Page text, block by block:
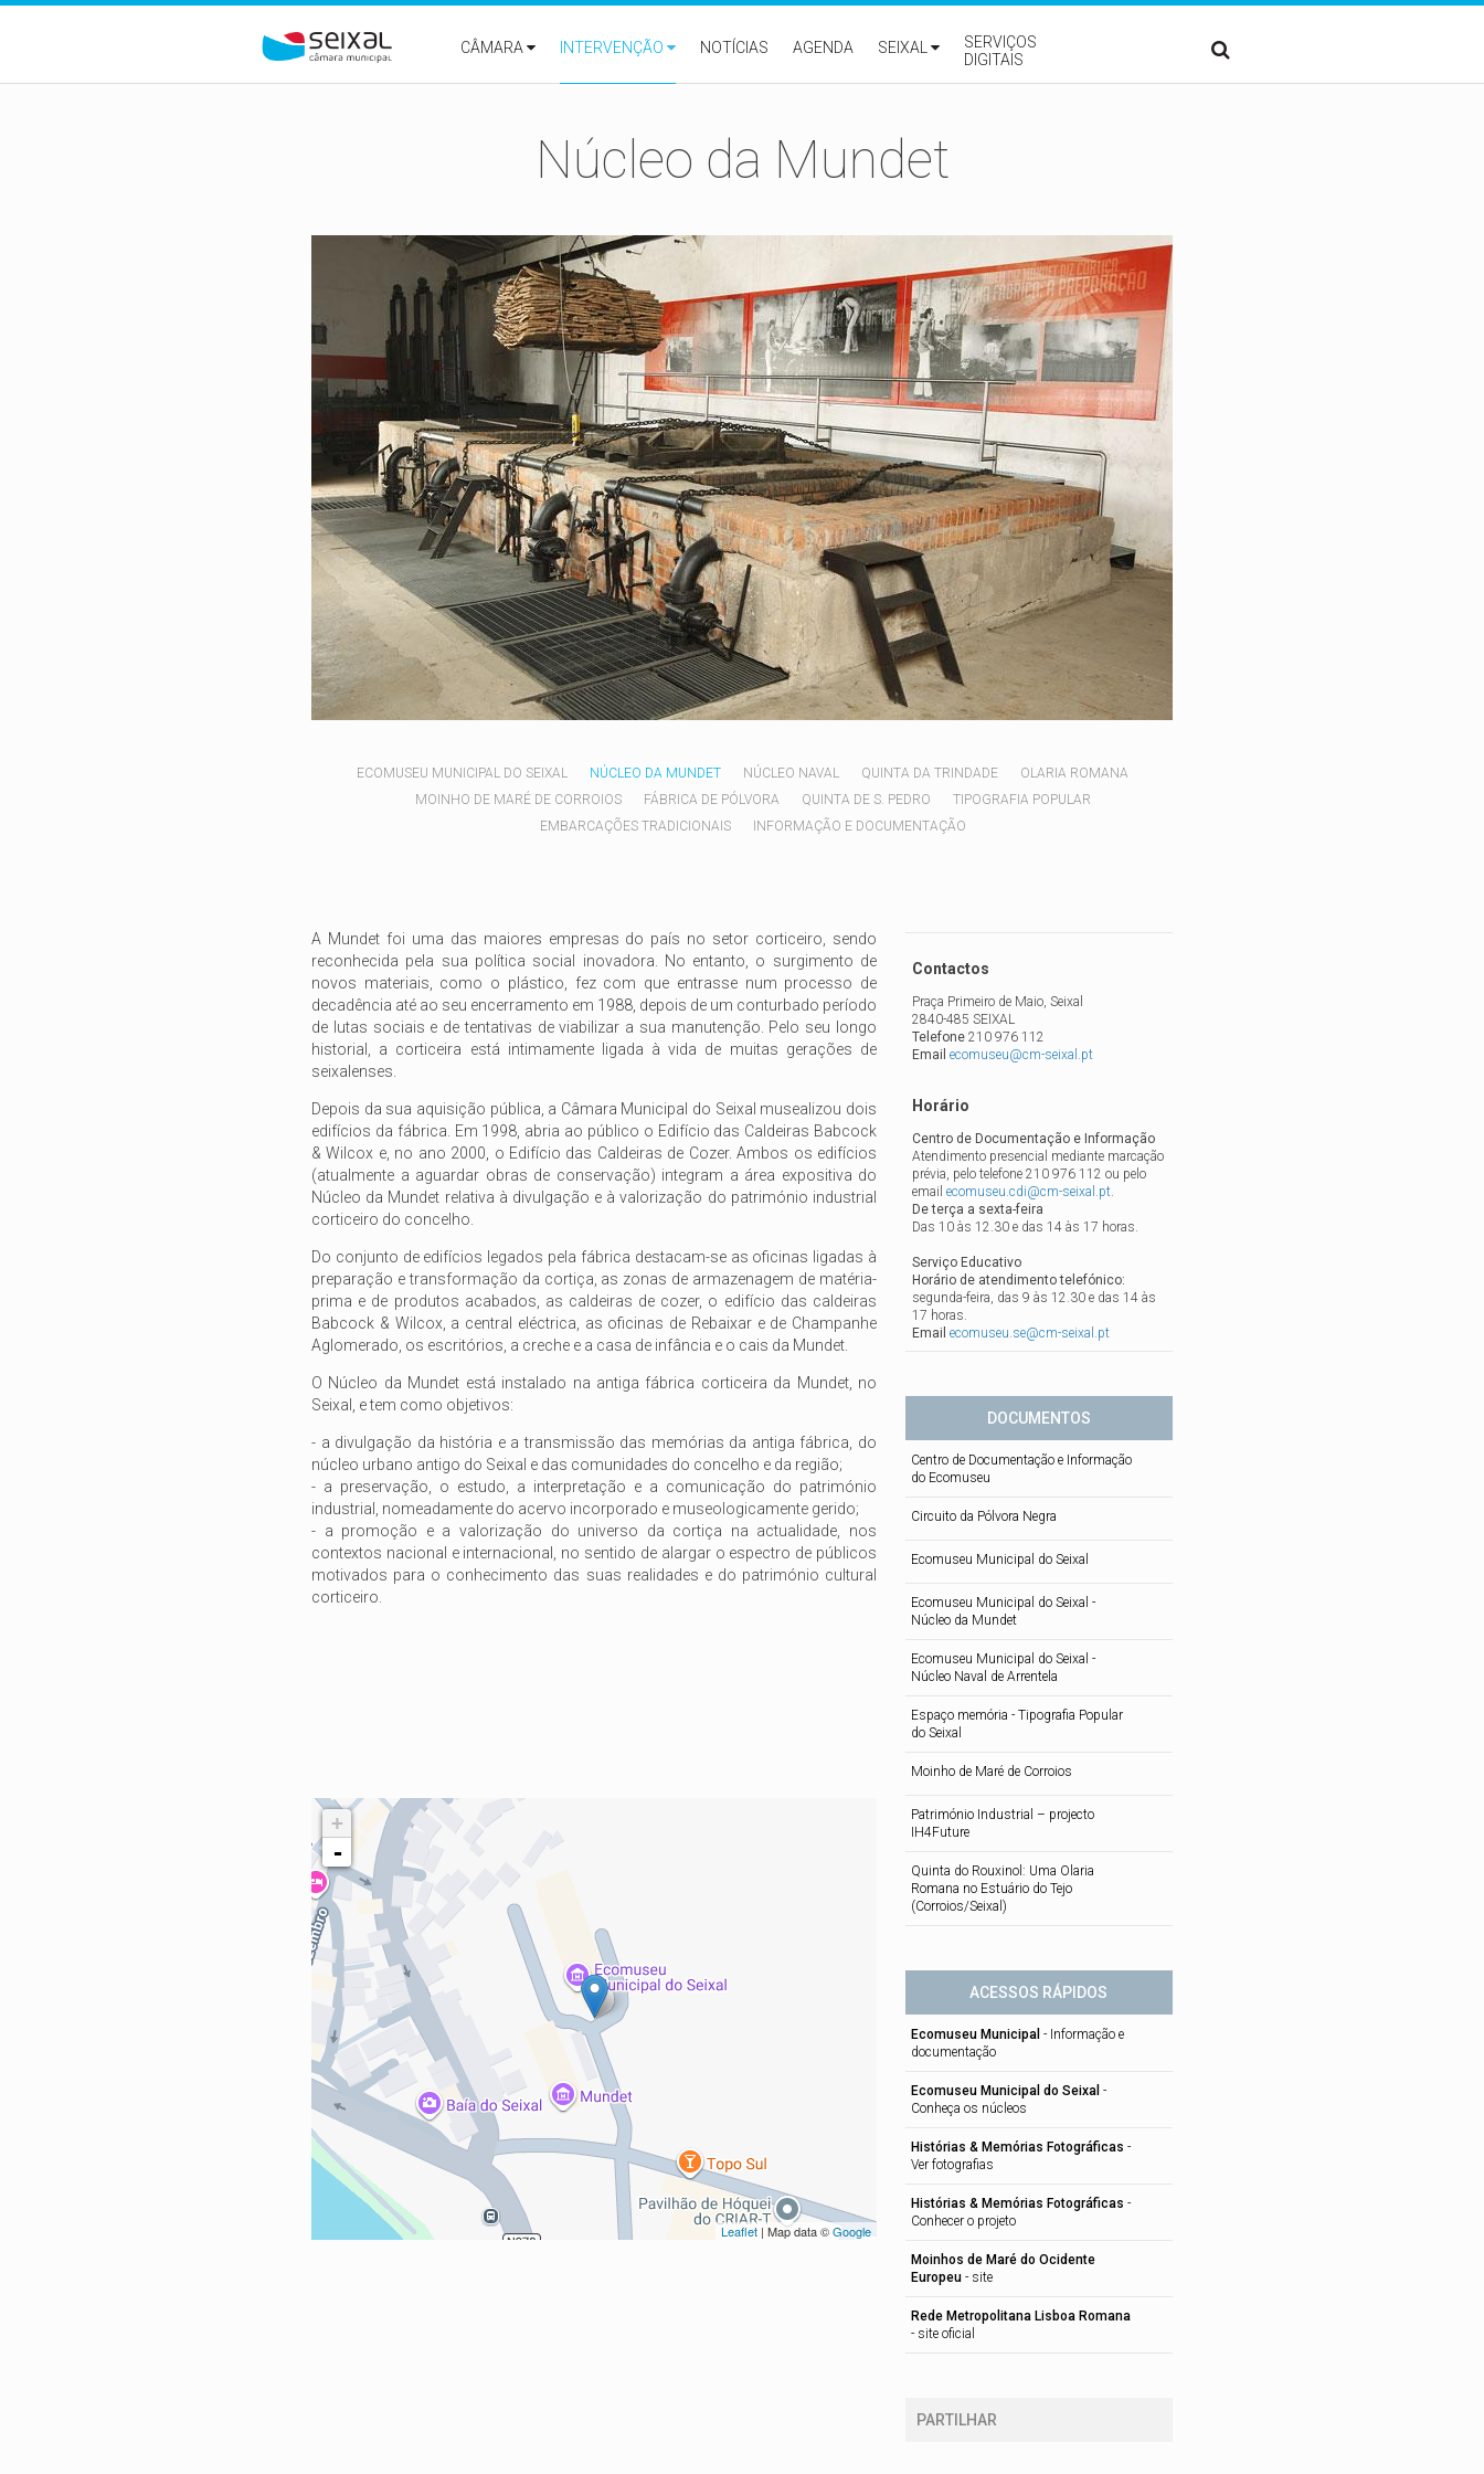
CÂMARA
INTERVENÇÃO NOTÍCIAS AGENDA SEIXAL
SERVIÇOS
DIGITAIS
Núcleo da Mundet
ECOMUSEU MUNICIPAL DO SEIXAL NÚCLEO DA MUNDET NÚCLEO NAVAL QUINTA DA TRINDADE
OLARIA ROMANA
MOINHO DE MARÉ DE CORROIOS
FÁBRICA DE PÓLVORA QUINTA DE S. PEDRO
TIPOGRAFIA POPULAR
EMBARCAÇÕES TRADICIONAIS
INFORMAÇÃO E DOCUMENTAÇÃO
A Mundet foi uma das maiores empresas do país no setor corticeiro, sendo
reconhecida pela sua política social inovadora. No entanto, o surgimento de
novos materiais, como o plástico, fez com que entrasse num processo de
decadência até ao seu encerramento em 1988, depois de um conturbado período
de lutas sociais e de tentativas de viabilizar a sua manutenção. Pelo seu longo
historial, a corticeira está intimamente ligada à vida de muitas gerações de
seixalenses.
Depois da sua aquisição pública, a Câmara Municipal do Seixal musealizou dois
edifícios da fábrica. Em 1998, abria ao público o Edifício das Caldeiras Babcock
& Wilcox e, no ano 2000, o Edifício das Caldeiras de Cozer. Ambos os edifícios
(atualmente a aguardar obras de conservação) integram a área expositiva do
Núcleo da Mundet relativa à divulgação e à valorização do património industrial
corticeiro do concelho.
Do conjunto de edifícios legados pela fábrica destacam-se as oficinas ligadas à
preparação e transformação da cortiça, as zonas de armazenagem de matéria-
prima e de produtos acabados, as caldeiras de cozer, o edifício das caldeiras
Babcock & Wilcox, a central eléctrica, as oficinas de Rebaixar e de Champanhe
Aglomerado, os escritórios, a creche e a casa de infância e o cais da Mundet.
O Núcleo da Mundet está instalado na antiga fábrica corticeira da Mundet, no
Seixal, e tem como objetivos:
- a divulgação da história e a transmissão das memórias da antiga fábrica, do
núcleo urbano antigo do Seixal e das comunidades do concelho e da região;
- a preservação, o estudo, a interpretação e a comunicação do património
industrial, nomeadamente do acervo incorporado e museologicamente gerido;
- a promoção e a valorização do universo da cortiça na actualidade, nos
contextos nacional e internacional, no sentido de alargar o espectro de públicos
motivados para o conhecimento das suas realidades e do património cultural
corticeiro.
+
-
Leaflet | Map data ©Google
Contactos
Praça Primeiro de Maio, Seixal
2840-485 SEIXAL
Telefone210 976 112
Email ecomuseu@cm-seixal.pt
Horário
Centro de Documentação e Informação
Atendimento presencial mediante marcação
prévia, pelo telefone 210 976 112 ou pelo
email ecomuseu.cdi@cm-seixal.pt.
De terça a sexta-feira
Das 10 às 12.30 e das 14 às 17 horas.
Serviço Educativo
Horário de atendimento telefónico:
segunda-feira, das 9 às 12.30 e das 14 às
17 horas.
Email ecomuseu.se@cm-seixal.pt
DOCUMENTOS
Centro de Documentação e Informação
do Ecomuseu
Circuito da Pólvora Negra
Ecomuseu Municipal do Seixal
Ecomuseu Municipal do Seixal -
Núcleo da Mundet
Ecomuseu Municipal do Seixal -
Núcleo Naval de Arrentela
Espaço memória - Tipografia Popular
do Seixal
Moinho de Maré de Corroios
Património Industrial – projecto
IH4Future
Quinta do Rouxinol: Uma Olaria
Romana no Estuário do Tejo
(Corroios/Seixal)
ACESSOS RÁPIDOS
Ecomuseu Municipal - Informação e
documentação
Ecomuseu Municipal do Seixal -
Conheça os núcleos
Histórias & Memórias Fotográficas -
Ver fotografias
Histórias & Memórias Fotográficas -
Conhecer o projeto
Moinhos de Maré do Ocidente
Europeu- site
Rede Metropolitana Lisboa Romana
- site oficial
PARTILHAR